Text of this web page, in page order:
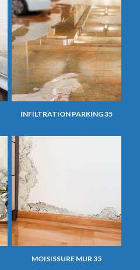
INFILTRATION PARKING 35
MOISISSURE MUR 35